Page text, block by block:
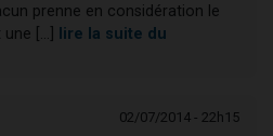
prenne en considération le
[...]
lire la suite du
02/07/2014 - 22h15